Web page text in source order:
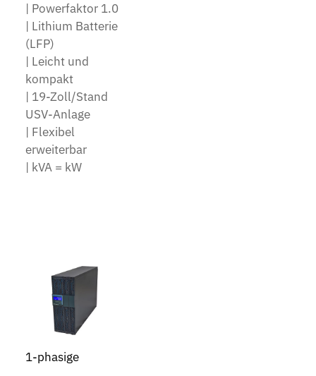
| Powerfaktor 1.0
| Lithium Batterie
(LFP)
| Leicht und
kompakt
| 19-Zoll/Stand
USV-Anlage
| Flexibel
erweiterbar
| kVA = kW
1-phasige